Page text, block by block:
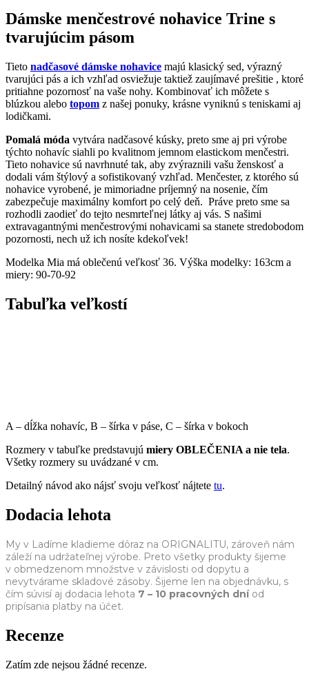
Dámske menčestrové nohavice Trine s
tvarujúcim pásom
Tieto nadčasové dámske nohavice majú klasický sed, výrazný
tvarujúci pás a ich vzhľad osviežuje taktiež zaujímavé prešitie , ktoré
pritiahne pozornosť na vaše nohy. Kombinovať ich môžete s
blúzkou alebo topom z našej ponuky, krásne vyniknú s teniskami aj
lodičkami.
Pomalá móda vytvára nadčasové kúsky, preto sme aj pri výrobe
týchto nohavíc siahli po kvalitnom jemnom elastickom menčestri.
Tieto nohavice sú navrhnuté tak, aby zvýraznili vašu ženskosť a
dodali vám štýlový a sofistikovaný vzhľad. Menčester, z ktorého sú
nohavice vyrobené, je mimoriadne príjemný na nosenie, čím
zabezpečuje maximálny komfort po celý deň. Práve preto sme sa
rozhodli zaodieť do tejto nesmrteľnej látky aj vás. S našimi
extravagantnými menčestrovými nohavicami sa stanete stredobodom
pozornosti, nech už ich nosíte kdekoľvek!
Modelka Mia má oblečenú veľkosť 36. Výška modelky: 163cm a
miery: 90-70-92
Tabuľka veľkostí
A – dĺžka nohavíc, B – šírka v páse, C – šírka v bokoch
Rozmery v tabuľke predstavujú miery OBLEČENIA a nie tela.
Všetky rozmery su uvádzané v cm.
Detailný návod ako nájsť svoju veľkosť nájtete tu.
Dodacia lehota
My v Ladíme kladieme dôraz na ORIGNALITU, zároveň nám
záleží na udržateľnej výrobe. Preto všetky produkty šijeme
v obmedzenom množstve v závislosti od dopytu a
nevytvárame skladové zásoby. Šijeme len na objednávku, s
čím súvisí aj dodacia lehota 7 – 10 pracovných dníod
pripísania platby na účet.
Recenze
Zatím zde nejsou žádné recenze.